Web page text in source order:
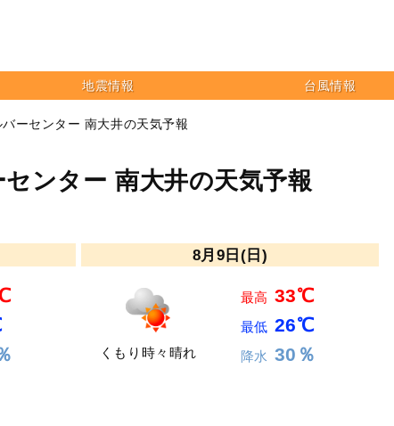
地震情報 台風情報
ーセンター 南大井の天気予報
ンター 南大井の天気予報
8月9日(日)
くもり時々晴れ
最高 33℃
最低 26℃
降水 30％